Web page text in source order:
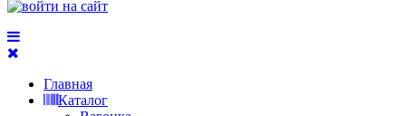
Главная
Каталог